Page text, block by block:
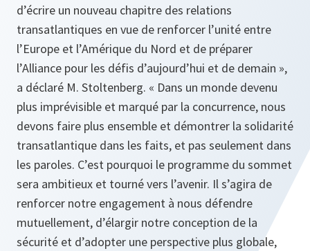
d’écrire un nouveau chapitre des relations
transatlantiques en vue de renforcer l’unité entre
l’Europe et l’Amérique du Nord et de préparer
l’Alliance pour les défis d’aujourd’hui et de demain »,
a déclaré M. Stoltenberg. « Dans un monde devenu
plus imprévisible et marqué par la concurrence, nous
devons faire plus ensemble et démontrer la solidarité
transatlantique dans les faits, et pas seulement dans
les paroles. C’est pourquoi le programme du sommet
sera ambitieux et tourné vers l’avenir. Il s’agira de
renforcer notre engagement à nous défendre
mutuellement, d’élargir notre conception de la
sécurité et d’adopter une perspective plus globale,